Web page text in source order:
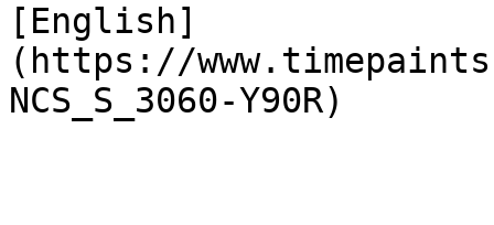
[English]
(https://
NCS_S_3060-Y90R)